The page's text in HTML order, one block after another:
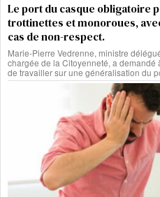
Le port du casque obligatoire
trottinettes et monoroues,
cas de non-respect.
Marie-Pierre Vedrenne, ministre
chargée de la Citoyenneté, a
de travailler sur une généralisation du